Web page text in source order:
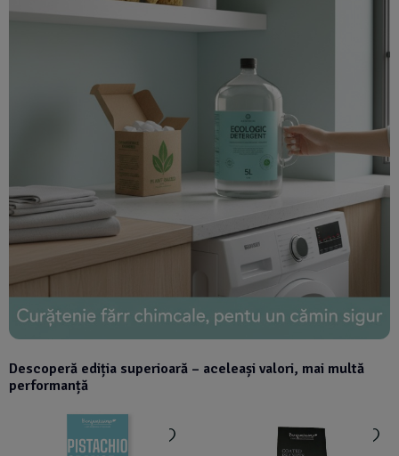
Descoperă ediția superioară – aceleași valori, mai multă
performanță